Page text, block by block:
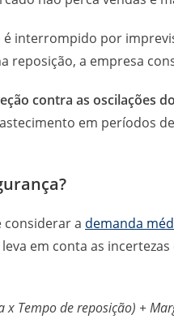
é interrompido por
reposição, a empresa
contra as oscilações
em períodos
considerar a demanda
em conta as
Tempo de reposição) +